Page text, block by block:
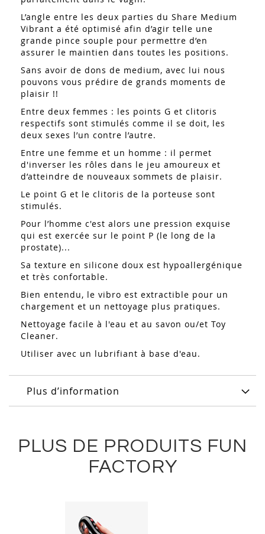
L’angle entre les deux parties du Share Medium
Vibrant a été optimisé afin d’agir telle une
grande pince souple pour permettre d’en
assurer le maintien dans toutes les positions.
Sans avoir de dons de medium, avec lui nous
pouvons vous prédire de grands moments de
plaisir !!
Entre deux femmes : les points G et clitoris
respectifs sont stimulés comme il se doit, les
deux sexes l’un contre l’autre.
Entre une femme et un homme : il permet
d'inverser les rôles dans le jeu amoureux et
d’atteindre de nouveaux sommets de plaisir.
Le point G et le clitoris de la porteuse sont
stimulés.
Pour l’homme c'est alors une pression exquise
qui est exercée sur le point P (le long de la
prostate)...
Sa texture en silicone doux est hypoallergénique
et très confortable.
Bien entendu, le vibro est extractible pour un
chargement et un nettoyage plus pratiques.
Nettoyage facile à l'eau et au savon ou/et Toy
Cleaner.
Utiliser avec un lubrifiant à base d'eau.
Plus d’information
PLUS DE PRODUITS FUN
FACTORY